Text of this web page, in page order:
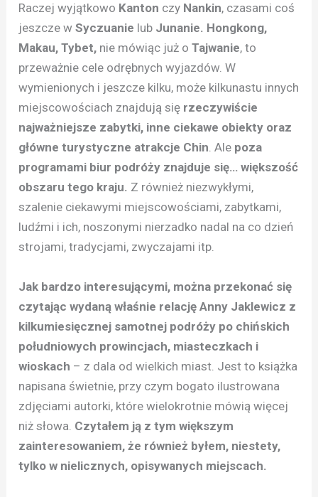
Raczej wyjątkowo Kanton czy Nankin, czasami coś
jeszcze w Syczuanie lub Junanie. Hongkong,
Makau, Tybet, nie mówiąc już oTajwanie, to
przeważnie cele odrębnych wyjazdów. W
wymienionych i jeszcze kilku, może kilkunastu innych
miejscowościach znajdują się rzeczywiście
najważniejsze zabytki, inne ciekawe obiekty oraz
główne turystyczne atrakcje Chin. Ale poza
programami biur podróży znajduje się… większość
obszaru tego kraju. Z również niezwykłymi,
szalenie ciekawymi miejscowościami, zabytkami,
ludźmi i ich, noszonymi nierzadko nadal na co dzień
strojami, tradycjami, zwyczajami itp.
Jak bardzo interesującymi, można przekonać się
czytając wydaną właśnie relację Anny Jaklewicz z
kilkumiesięcznej samotnej podróży po chińskich
południowych prowincjach, miasteczkach i
wioskach – z dala od wielkich miast. Jest to książka
napisana świetnie, przy czym bogato ilustrowana
zdjęciami autorki, które wielokrotnie mówią więcej
niż słowa. Czytałem ją z tym większym
zainteresowaniem, że również byłem, niestety,
tylko w nielicznych, opisywanych miejscach.